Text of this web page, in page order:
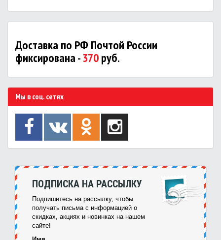
Доставка по РФ Почтой России
фиксирована -370руб.
Мы в соц. сетях
ПОДПИСКА НА РАССЫЛКУ
Подпишитесь на рассылку, чтобы
получать письма с информацией о
скидках, акциях и новинках на нашем
сайте!